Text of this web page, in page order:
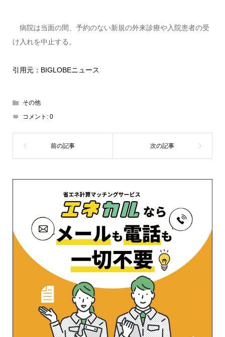
病院は当面の間、予約のない新規の外来診療や入院患者の受
け入れを中止する。
引用元：BIGLOBEニュース
その他
コメント: 0